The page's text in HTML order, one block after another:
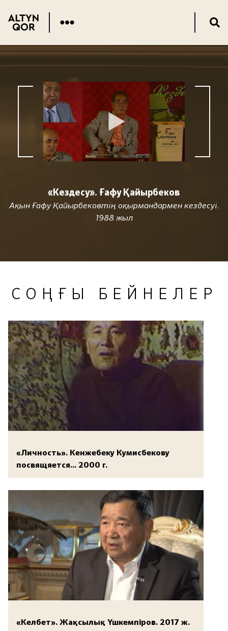
«Кездесу». Ғафу Қайырбеков
Ақын Ғафу Қайырбековтің оқырмандармен кездесуі.
1988 жыл
СОҢҒЫ БЕЙНЕЛЕР
«Личность». Кенжебеку Кумисбекову
посвящяется... 2000 г.
«Келбет». Жақсылық Үшкемпіров. 2017 ж.